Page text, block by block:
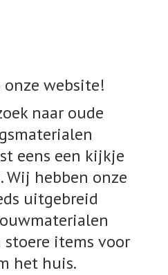
onze website!
naar oude
eens een kijkje
Wij hebben onze
uitgebreid
stoere items voor
het huis.